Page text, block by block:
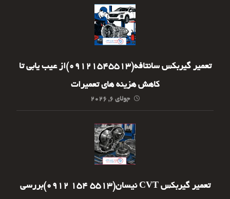
تعمیر گیربکس سانتافه(09121545513)از عیب یابی تا
کاهش هزینه های تعمیرات
جولای ۶, ۲۰۲۶
تعمیر گیربکس CVT نیسان(5513 154 0912)بررسی